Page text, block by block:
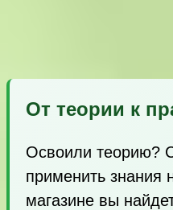
От теории к
Освоили теорию?
применить знания
магазине вы